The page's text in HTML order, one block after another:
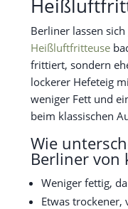
Berliner lassen
Heißluftfritteuse
frittiert, sondern
lockerer Hefeteig
weniger Fett und
beim klassischen
Wie
Berliner von
Weniger fettig,
Etwas trockener,